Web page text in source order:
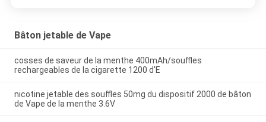
Bâton jetable de Vape
cosses de saveur de la menthe 400mAh/souffles
rechargeables de la cigarette 1200 d'E
nicotine jetable des souffles 50mg du dispositif 2000 de bâton
de Vape de la menthe 3.6V